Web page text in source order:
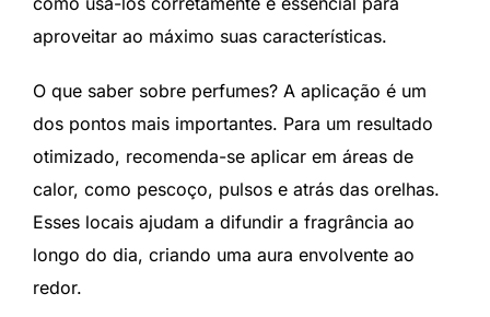
aproveitar ao máximo suas características.
O que saber sobre perfumes? A aplicação é um
dos pontos mais importantes. Para um resultado
otimizado, recomenda-se aplicar em áreas de
calor, como pescoço, pulsos e atrás das orelhas.
Esses locais ajudam a difundir a fragrância ao
longo do dia, criando uma aura envolvente ao
redor.